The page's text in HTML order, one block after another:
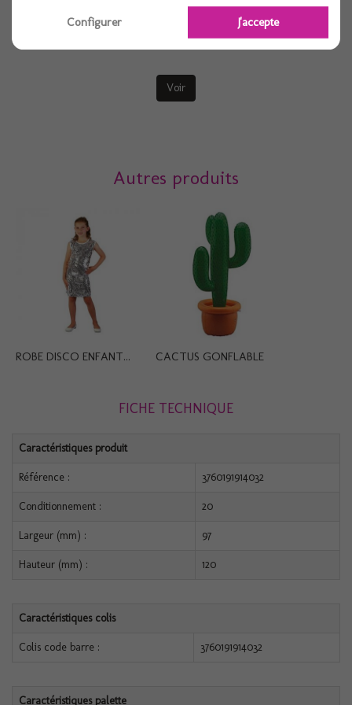
Contenant noix de coco avec paille 10cmx11cm
Voir
Autres produits
ROBE DISCO ENFANT... CACTUS GONFLABLE
FICHE TECHNIQUE
Caractéristiques produit
Référence : 3760191914032
Conditionnement : 20
Largeur (mm) : 97
Hauteur (mm) : 120
Caractéristiques colis
Colis code barre : 3760191914032
Caractéristiques palette
Configurer J'accepte